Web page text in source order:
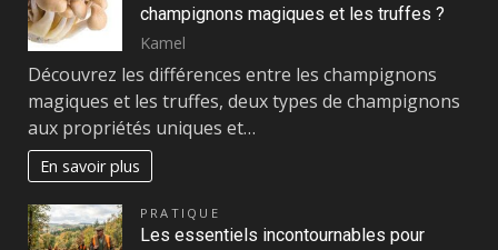
champignons magiques et les truffes ?
Kamel
Découvrez les différences entre les champignons
magiques et les truffes, deux types de champignons
aux propriétés uniques et…
En savoir plus
PRATIQUE
Les essentiels incontournables pour